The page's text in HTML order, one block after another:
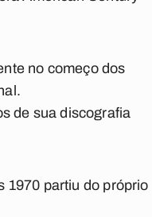
no começo dos
de sua discografia
1970 partiu do próprio